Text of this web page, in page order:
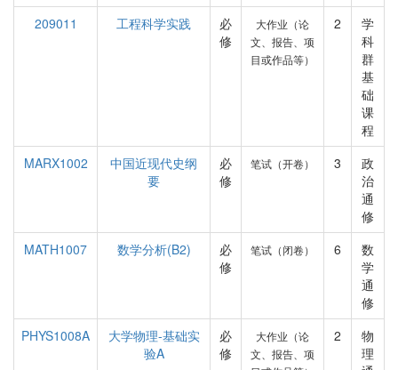
209011
工程科学实践
必
修
大作业（论
文、报告、项
目或作品等）
2
学
科
群
基
础
课
程
MARX1002
中国近现代史纲
要
必
修
笔试（开卷） 3
政
治
通
修
MATH1007
数学分析(B2)
必
修
笔试（闭卷） 6
数
学
通
修
PHYS1008A
大学物理-基础实
验A
必
修
大作业（论
文、报告、项
2
物
理